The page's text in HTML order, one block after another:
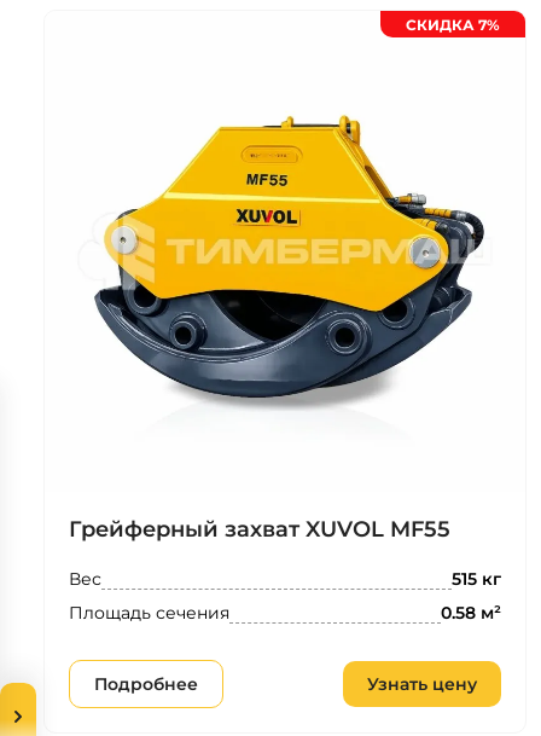
СКИДКА 7%
Грейферный захват XUVOL MF55
Вес 515 кг
Площадь сечения 0.58 м²
Подробнее Узнать цену